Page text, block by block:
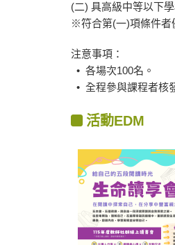
(二) 具高級中等以下
※符合第(一)項條件者
注意事項：
• 各場次100名。
• 全程參與課程者核
活動EDM